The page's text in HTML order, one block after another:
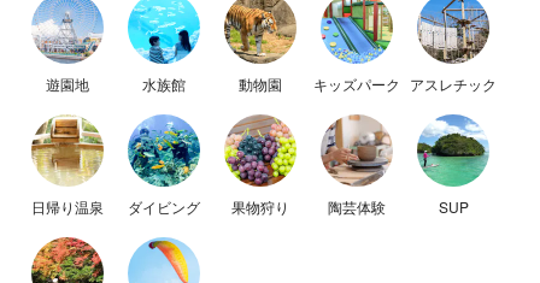
遊園地 水族館 動物園 キッズパーク アスレチック
日帰り温泉 ダイビング 果物狩り 陶芸体験 SUP